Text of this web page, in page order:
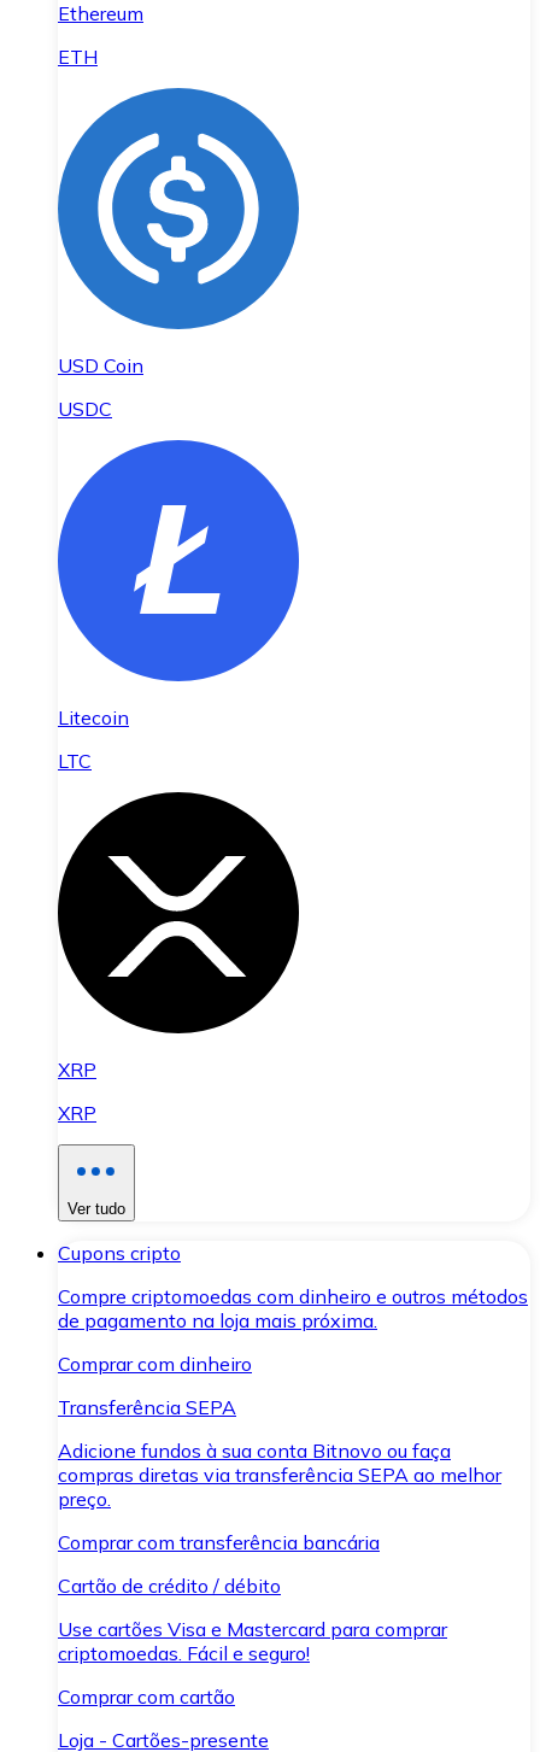
Ethereum
ETH
USD Coin
USDC
Litecoin
LTC
XRP
XRP
Ver tudo
Cupons cripto
Compre criptomoedas com dinheiro e outros métodos
de pagamento na loja mais próxima.
Comprar com dinheiro
Transferência SEPA
Adicione fundos à sua conta Bitnovo ou faça
compras diretas via transferência SEPA ao melhor
preço.
Comprar com transferência bancária
Cartão de crédito / débito
Use cartões Visa e Mastercard para comprar
criptomoedas. Fácil e seguro!
Comprar com cartão
Loja - Cartões-presente